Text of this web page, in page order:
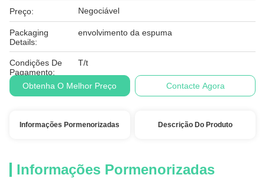
Preço: Negociável
Packaging
Details:
envolvimento da espuma
Condições De
Pagamento:
T/t
Obtenha O Melhor Preço Contacte Agora
Informações Pormenorizadas Descrição Do Produto
Informações Pormenorizadas